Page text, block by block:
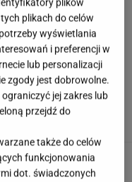
wraz z Kurzopkami
tu polsat". Mówi o
spod Śnieżki.
plików
plikach do celów
wyświetlania
i preferencji w
lub personalizacji
zgody jest dobrowolne.
jej zakres lub
przejdź do
także do celów
funkcjonowania
dot. świadczonych